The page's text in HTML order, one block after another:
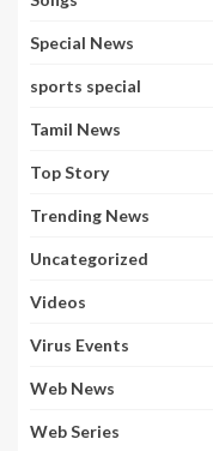
Special News
sports special
Tamil News
Top Story
Trending News
Uncategorized
Videos
Virus Events
Web News
Web Series